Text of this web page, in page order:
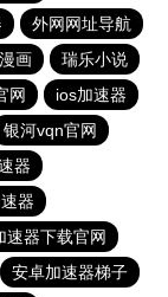
外网网址导航
画
瑞乐小说
网
ios加速器
银河vqn官网
器
器
速器下载官网
安卓加速器梯子